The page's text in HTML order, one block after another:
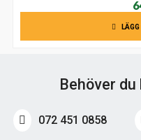
Behöver
072 451 0858